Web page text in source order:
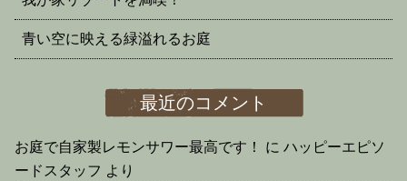
青い空に映える緑溢れるお庭
最近のコメント
お庭で自家製レモンサワー最高です！ に ハッピーエピソ
ードスタッフ より